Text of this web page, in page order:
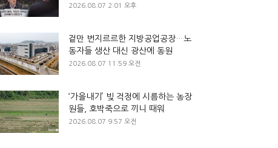
2026.08.07 2:01 오후
겉만 번지르르한 지방공업공장…노
동자들 생산 대신 광산에 동원
2026.08.07 11:59 오전
‘가을내기’ 빚 걱정에 시름하는 농장
원들, 호박죽으로 끼니 때워
2026.08.07 9:57 오전